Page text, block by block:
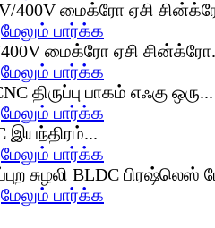
மேலும் பார்க்க
மேலும் பார்க்க
மேலும் பார்க்க
மேலும் பார்க்க
மேலும் பார்க்க